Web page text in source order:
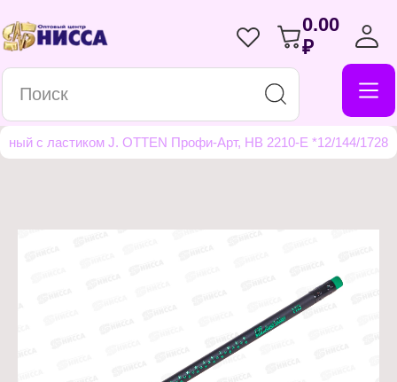
0.00
₽
с ластиком J. OTTEN Профи-Арт, HB 2210-E *12/144/1728